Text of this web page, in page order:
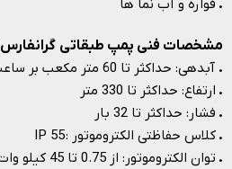
مشخصات فنی پمپ طبقاتی گرانفارس GPR
. آبدهی: حداکثر تا 60 متر مکعب بر ساعت
. ارتفاع: حداکثر تا 330 متر
. فشار: حداکثر تا 32 بار
. کلاس حفاظتی الکتروموتور : IP 55
. توان الکتروموتور: از 0.75 تا 45 کیلو وات
. فواره و آب نما ها